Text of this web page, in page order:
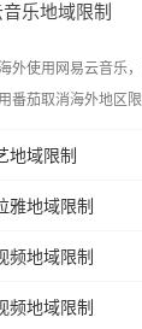
海外用户如香港、澳门、台湾、美国、加拿
像其他音乐平台一样
能在中国大陆地区播放。 遇到这个问题的
湾、美国、加拿大
权限制所困扰。
乐地域限制
外使用网易云音乐
用番茄取消海外地区限制。 当在海外打开
”的提示语。 海外用户如香港、澳门、台湾、美
问题，且仅能在中国大陆地
户收听网易云音乐地
地域限制
雅地域限制
频地域限制
频地域限制